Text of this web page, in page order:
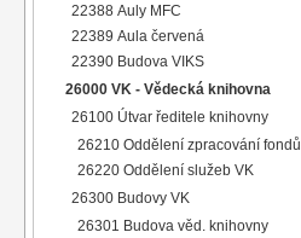
22388 Auly MFC
22389 Aula červená
22390 Budova VIKS
26000 VK - Vědecká knihovna
26100 Útvar ředitele knihovny
26210 Oddělení zpracování fondů
26220 Oddělení služeb VK
26300 Budovy VK
26301 Budova věd. knihovny